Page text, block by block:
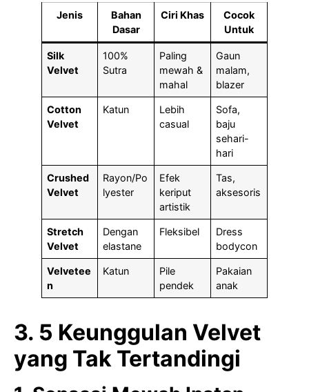
Jenis
Bahan
Dasar
Ciri Khas
Cocok
Untuk
Silk
Velvet
100%
Sutra
Paling
mewah &
mahal
Gaun
malam,
blazer
Cotton
Velvet
Katun
Lebih
casual
Sofa,
baju
sehari-
hari
Crushed
Velvet
Rayon/Po
lyester
Efek
keriput
artistik
Tas,
aksesoris
Stretch
Velvet
Dengan
elastane
Fleksibel
Dress
bodycon
Velvetee
n
Katun
Pile
pendek
Pakaian
anak
3. 5 Keunggulan Velvet
yang Tak Tertandingi